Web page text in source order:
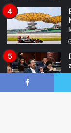
Facebook